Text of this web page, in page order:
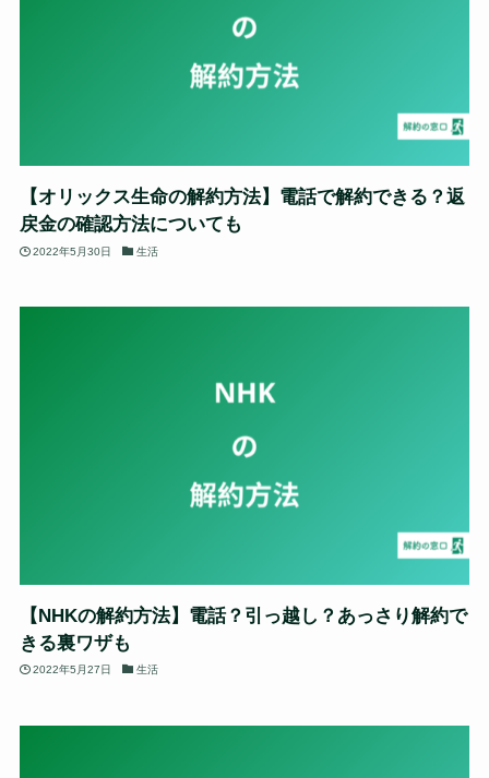
【オリックス生命の解約方法】電話で解約できる？返
戻金の確認方法についても
2022年5月30日 生活
【NHKの解約方法】電話？引っ越し？あっさり解約で
きる裏ワザも
2022年5月27日 生活